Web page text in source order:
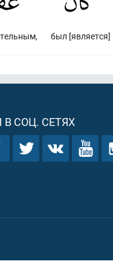
был [является]
СОЦ. СЕТЯХ